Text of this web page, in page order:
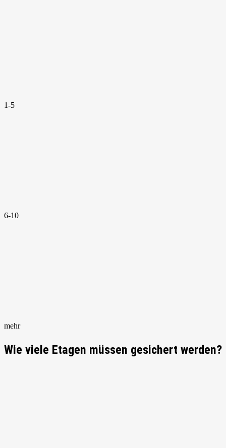
1-5
6-10
mehr
Wie viele Etagen müssen gesichert werden?